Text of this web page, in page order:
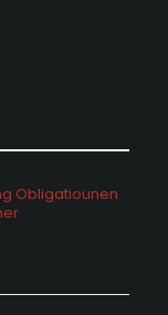
Obligatiounen